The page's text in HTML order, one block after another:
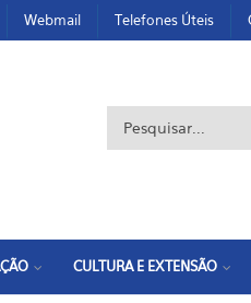
Webmail Telefones Úteis
CULTURA E EXTENSÃO